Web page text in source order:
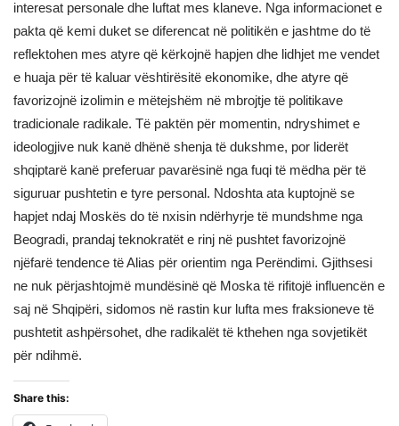
interesat personale dhe luftat mes klaneve. Nga informacionet e
pakta që kemi duket se diferencat në politikën e jashtme do të
reflektohen mes atyre që kërkojnë hapjen dhe lidhjet me vendet
e huaja për të kaluar vështirësitë ekonomike, dhe atyre që
favorizojnë izolimin e mëtejshëm në mbrojtje të politikave
tradicionale radikale. Të paktën për momentin, ndryshimet e
ideologjive nuk kanë dhënë shenja të dukshme, por liderët
shqiptarë kanë preferuar pavarësinë nga fuqi të mëdha për të
siguruar pushtetin e tyre personal. Ndoshta ata kuptojnë se
hapjet ndaj Moskës do të nxisin ndërhyrje të mundshme nga
Beogradi, prandaj teknokratët e rinj në pushtet favorizojnë
njëfarë tendence të Alias për orientim nga Perëndimi. Gjithsesi
ne nuk përjashtojmë mundësinë që Moska të rifitojë influencën e
saj në Shqipëri, sidomos në rastin kur lufta mes fraksioneve të
pushtetit ashpërsohet, dhe radikalët të kthehen nga sovjetikët
për ndihmë.
Share this: